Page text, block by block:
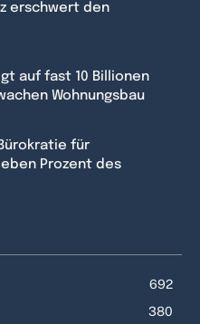
erschwert den
auf fast 10 Billionen
Wohnungsbau
für
Prozent des
692
380